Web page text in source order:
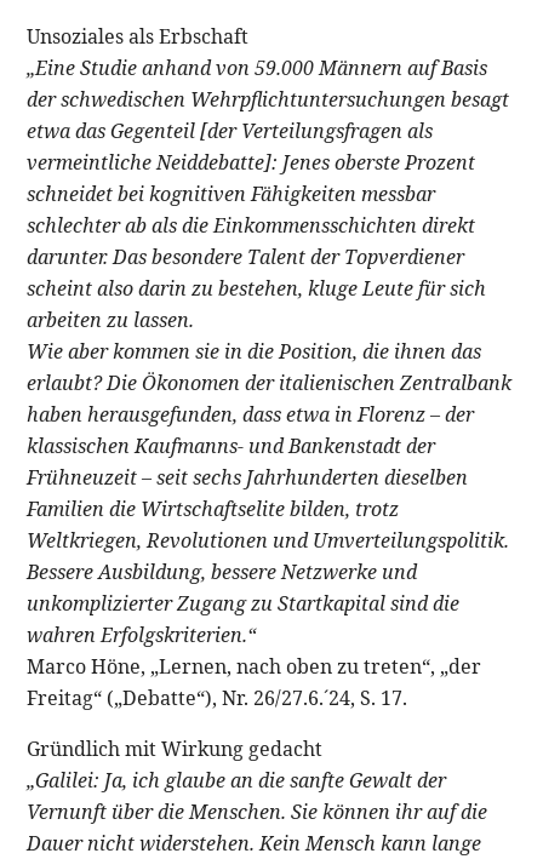
Unsoziales als Erbschaft
„Eine Studie anhand von 59.000 Männern auf Basis
der schwedischen Wehrpflichtuntersuchungen besagt
etwa das Gegenteil [der Verteilungsfragen als
vermeintliche Neiddebatte]: Jenes oberste Prozent
schneidet bei kognitiven Fähigkeiten messbar
schlechter ab als die Einkommensschichten direkt
darunter. Das besondere Talent der Topverdiener
scheint also darin zu bestehen, kluge Leute für sich
arbeiten zu lassen.
Wie aber kommen sie in die Position, die ihnen das
erlaubt? Die Ökonomen der italienischen Zentralbank
haben herausgefunden, dass etwa in Florenz – der
klassischen Kaufmanns- und Bankenstadt der
Frühneuzeit – seit sechs Jahrhunderten dieselben
Familien die Wirtschaftselite bilden, trotz
Weltkriegen, Revolutionen und Umverteilungspolitik.
Bessere Ausbildung, bessere Netzwerke und
unkomplizierter Zugang zu Startkapital sind die
wahren Erfolgskriterien.“
Marco Höne, „Lernen, nach oben zu treten“, „der
Freitag“ („Debatte“), Nr. 26/27.6.´24, S. 17.
Gründlich mit Wirkung gedacht
„Galilei: Ja, ich glaube an die sanfte Gewalt der
Vernunft über die Menschen. Sie können ihr auf die
Dauer nicht widerstehen. Kein Mensch kann lange